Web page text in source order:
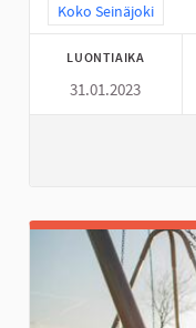
Rajaa tulokset
Koko Seinäjoki
LUONTIAIKA
31.01.2023